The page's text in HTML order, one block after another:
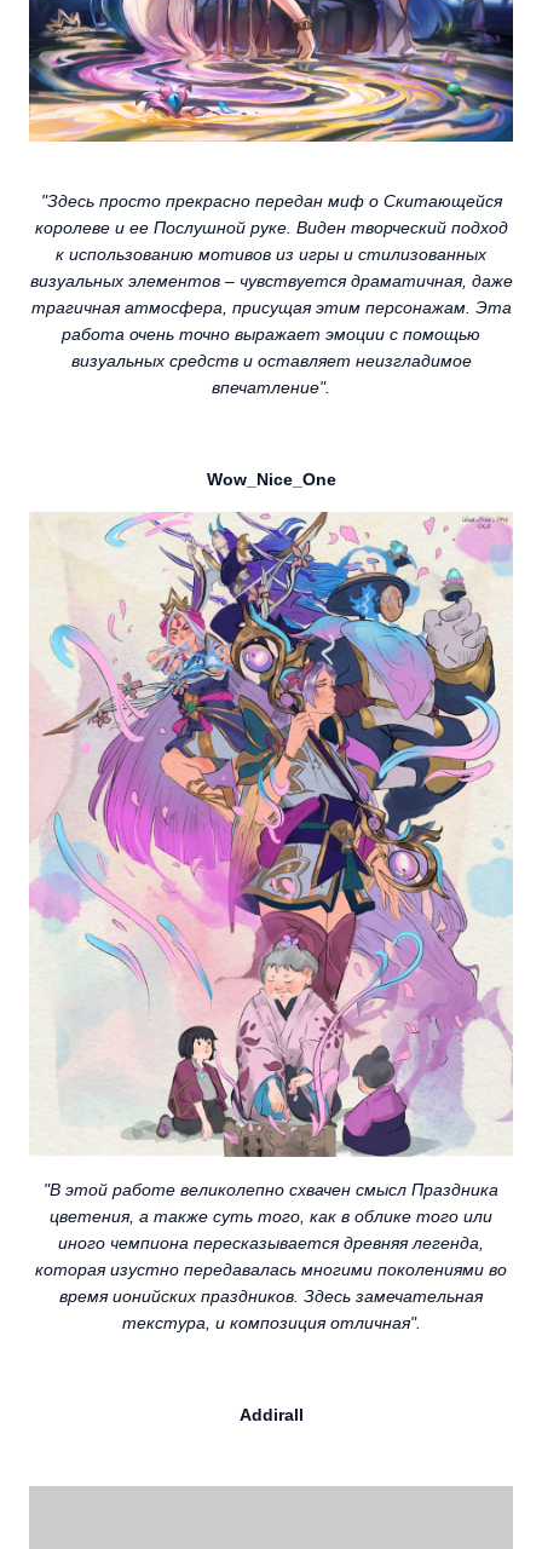
"Здесь просто прекрасно передан миф о Скитающейся
королеве и ее Послушной руке. Виден творческий подход
к использованию мотивов из игры и стилизованных
визуальных элементов – чувствуется драматичная, даже
трагичная атмосфера, присущая этим персонажам. Эта
работа очень точно выражает эмоции с помощью
визуальных средств и оставляет неизгладимое
впечатление".
Wow_Nice_One
"В этой работе великолепно схвачен смысл Праздника
цветения, а также суть того, как в облике того или
иного чемпиона пересказывается древняя легенда,
которая изустно передавалась многими поколениями во
время ионийских праздников. Здесь замечательная
текстура, и композиция отличная".
Addirall